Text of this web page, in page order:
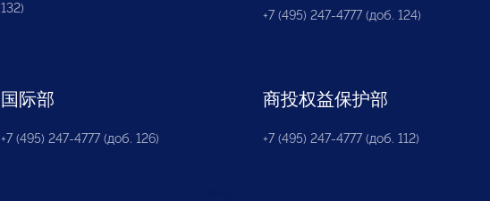
132)
+7 (495) 247-4777 (доб. 124)
国际部
+7 (495) 247-4777 (доб. 126)
商投权益保护部
+7 (495) 247-4777 (доб. 112)